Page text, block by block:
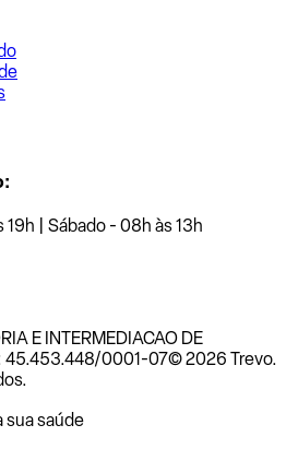
| Sábado - 08h às 13h
E INTERMEDIACAO DE
45.453.448/0001-07© 2026 Trevo.
saúde